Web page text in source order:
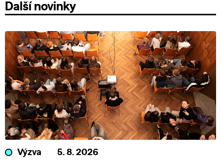
Další novinky
Výzva 5. 8. 2026